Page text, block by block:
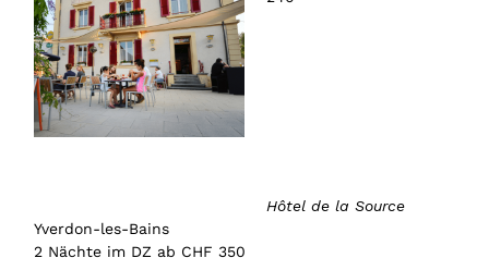
Hôtel de la Source
Yverdon-les-Bains
2 Nächte im DZ ab CHF 350